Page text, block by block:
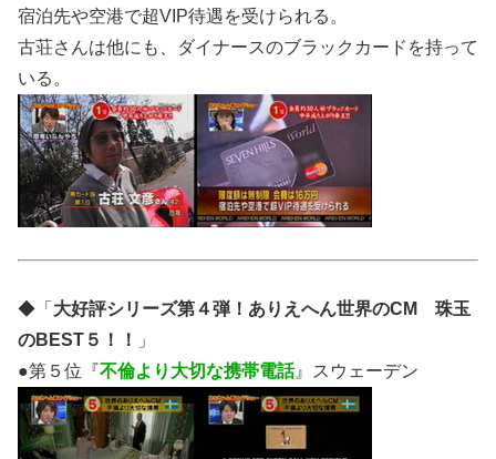
宿泊先や空港で超VIP待遇を受けられる。
古荘さんは他にも、
ダイナースのブラックカード を持って
いる。
◆「 大好評シリーズ第４弾！ありえへん世界のCM 珠玉
のBEST５！！
」
●第５位『不倫より大切な携帯電話』スウェーデン